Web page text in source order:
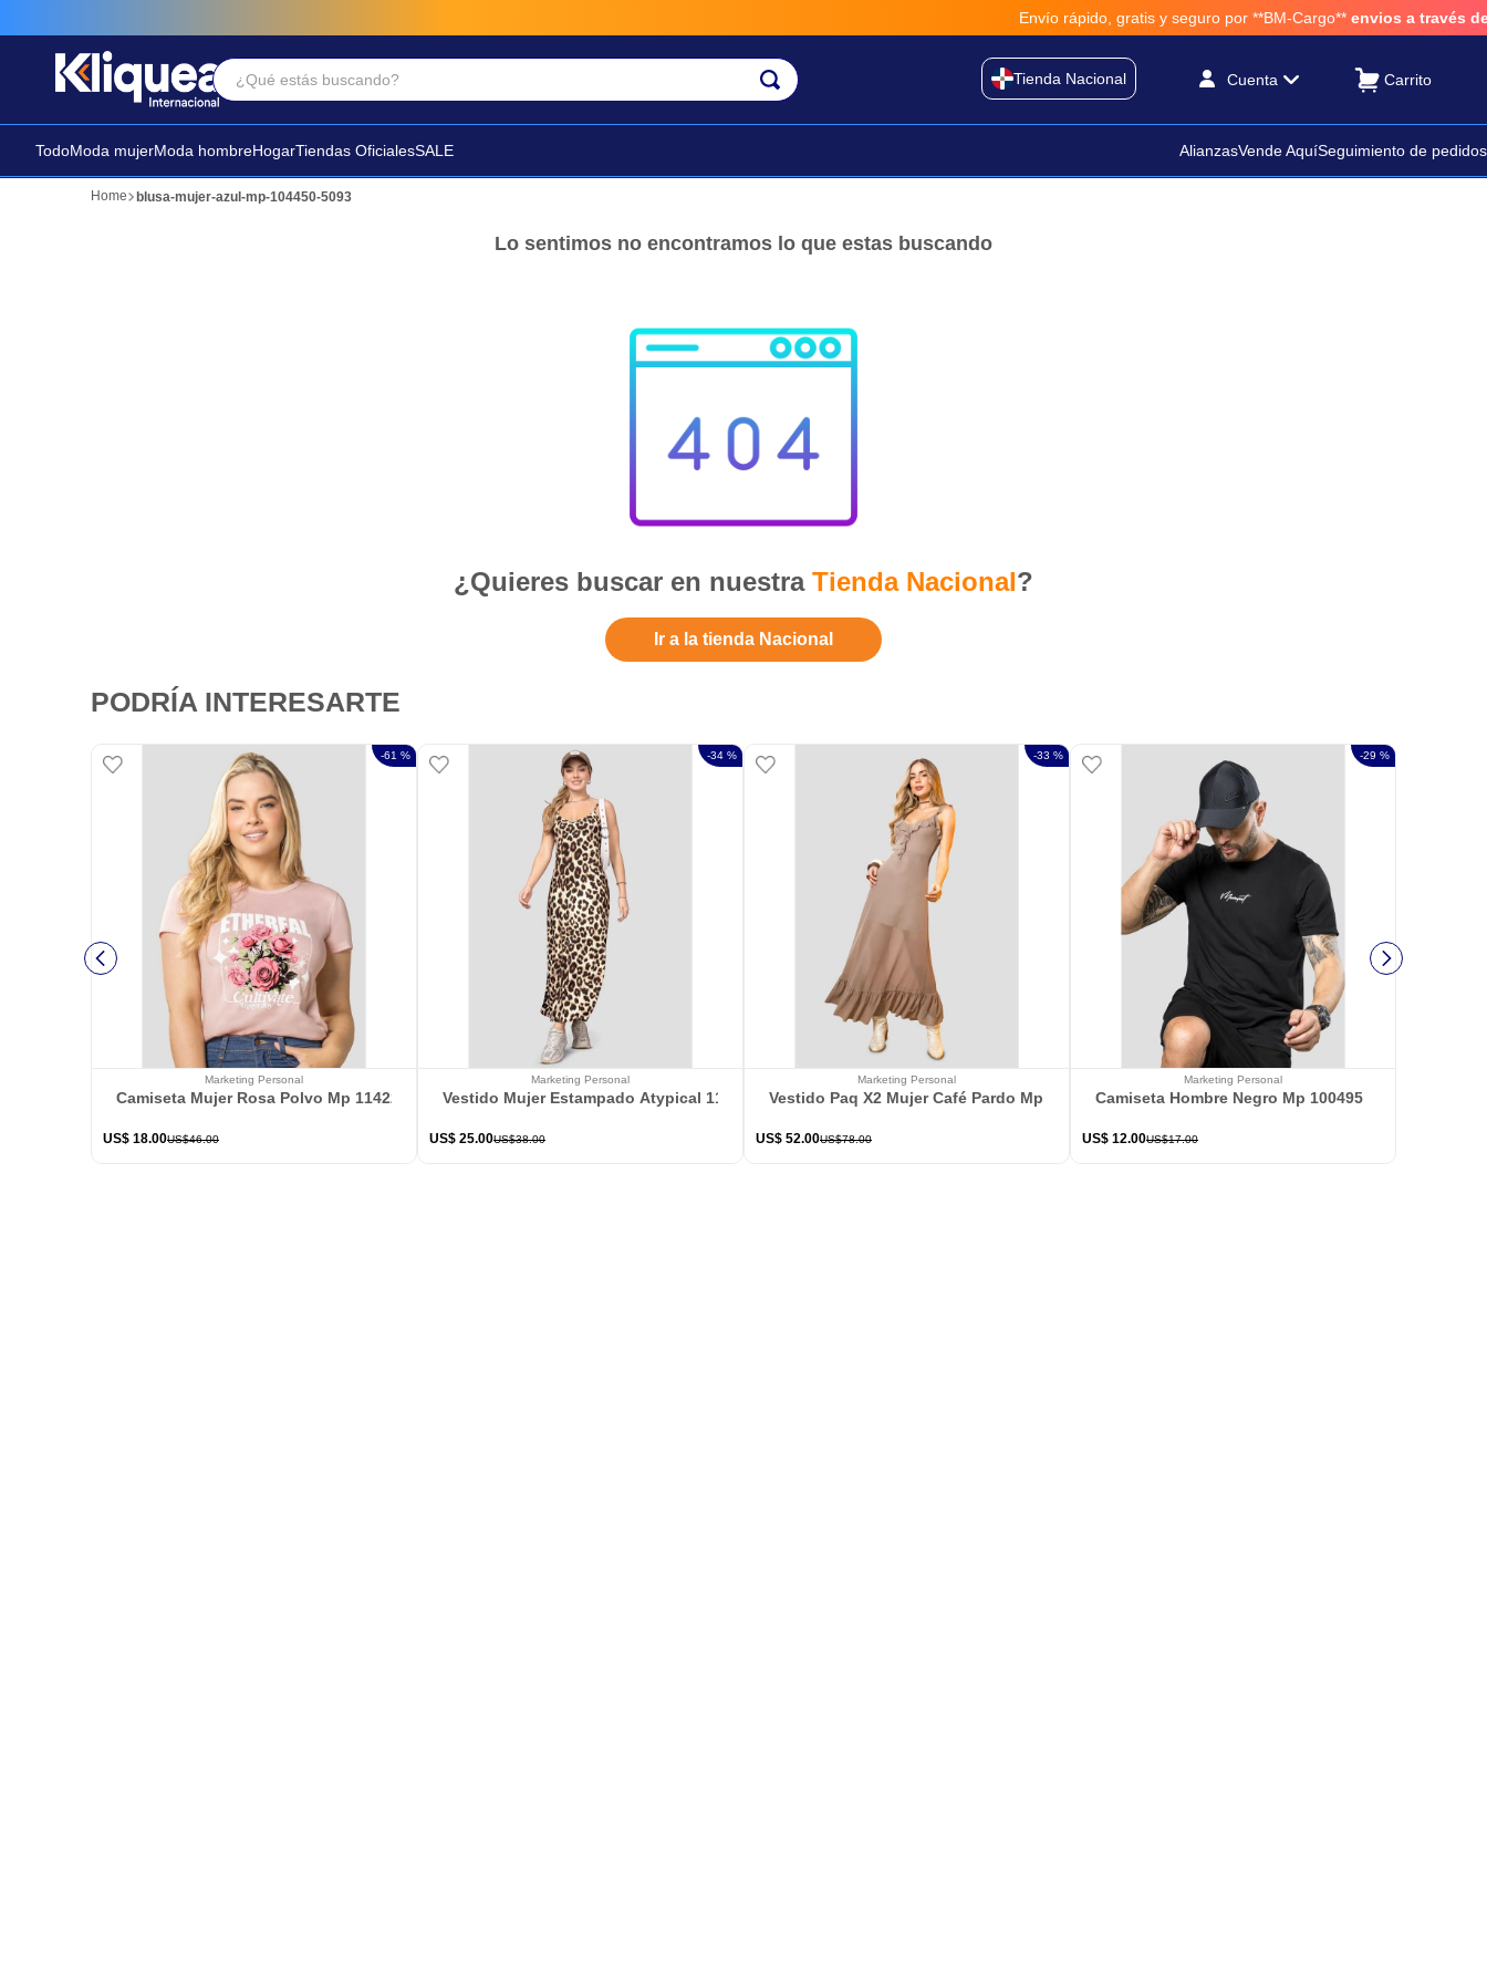
Envío rápido, gratis y seguro por **BM-Cargo** envios a través de BM-
¿Qué estás buscando?
Tienda Nacional Cuenta
TodoModa mujerModa hombreHogarTiendas OficialesSALE AlianzasVende AquíSeguimiento de pedidos
blusa-mujer-azul-mp-104450-5093
Lo sentimos no encontramos lo que estas buscando
¿Quieres buscar en nuestra Tienda Nacional?
Ir a la tienda Nacional
PODRÍA INTERESARTE
-61 %
Marketing Personal
Camiseta Mujer Rosa Polvo Mp 114226
US$46.00
US$ 18.00
-34 %
Marketing Personal
Vestido Mujer Estampado Atypical 113802
US$38.00
US$ 25.00
-33 %
Marketing Personal
Vestido Paq X2 Mujer Café Pardo Mp 114363
US$78.00
US$ 52.00
-29 %
Marketing Personal
Camiseta Hombre Negro Mp 100495
US$17.00
US$ 12.00
Términos Más Buscados
2. sandalia